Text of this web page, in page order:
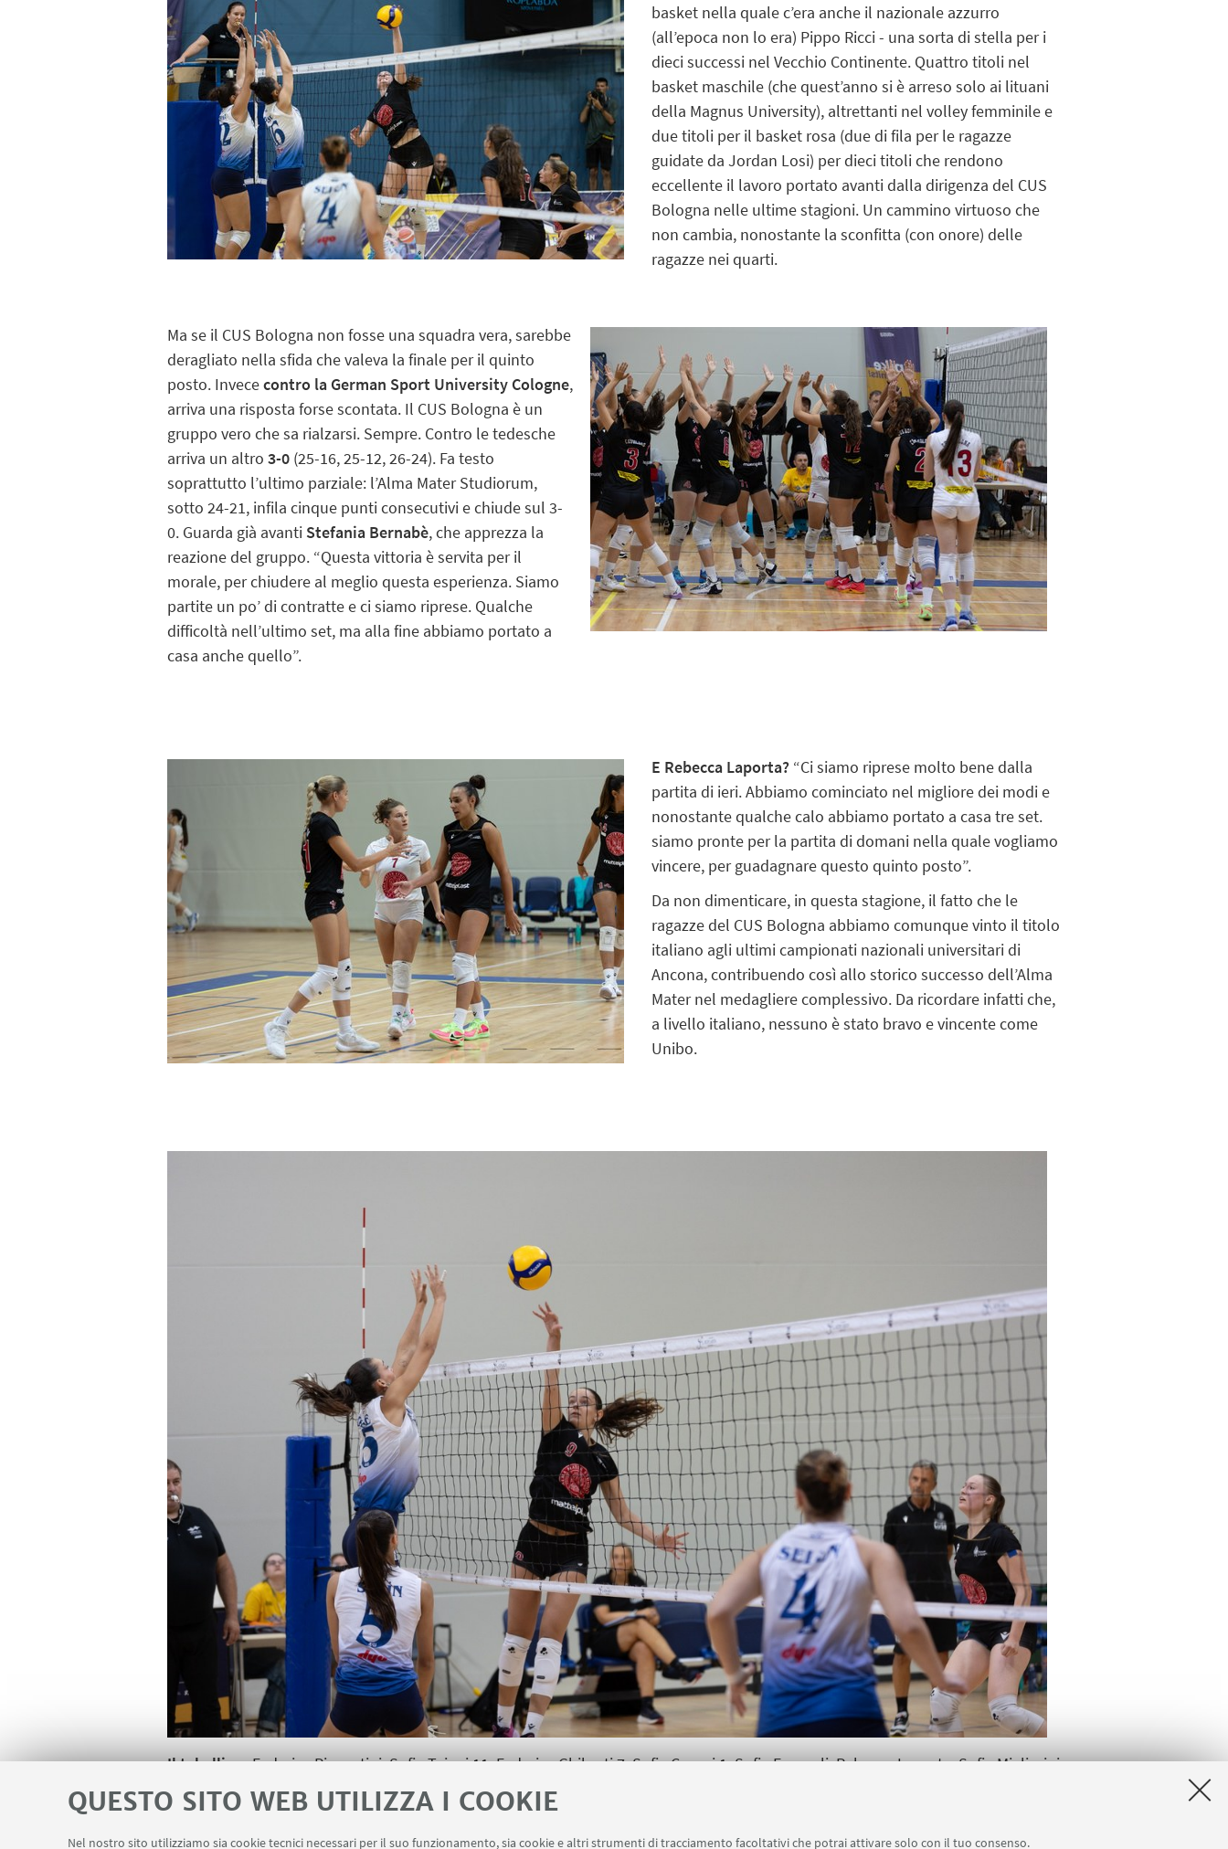
QUESTO SITO WEB UTILIZZA I COOKIE
Nel nostro sito utilizziamo sia cookie tecnici necessari per il suo funzionamento, sia cookie e altri strumenti di tracciamento facoltativi che potrai attivare solo con il tuo consenso.
basket nella quale c’era anche il nazionale azzurro
(all’epoca non lo era) Pippo Ricci - una sorta di stella per i
dieci successi nel Vecchio Continente. Quattro titoli nel
basket maschile (che quest’anno si è arreso solo ai lituani
della Magnus University), altrettanti nel volley femminile e
due titoli per il basket rosa (due di fila per le ragazze
guidate da Jordan Losi) per dieci titoli che rendono
eccellente il lavoro portato avanti dalla dirigenza del CUS
Bologna nelle ultime stagioni. Un cammino virtuoso che
non cambia, nonostante la sconfitta (con onore) delle
ragazze nei quarti.
Ma se il CUS Bologna non fosse una squadra vera, sarebbe
deragliato nella sfida che valeva la finale per il quinto
posto. Invececontro la German Sport University Cologne,
arriva una risposta forse scontata. Il CUS Bologna è un
gruppo vero che sa rialzarsi. Sempre. Contro le tedesche
arriva un altro3-0 (25-16, 25-12, 26-24). Fa testo
soprattutto l’ultimo parziale: l’Alma Mater Studiorum,
sotto 24-21, infila cinque punti consecutivi e chiude sul 3-
0. Guarda già avanti Stefania Bernabè, che apprezza la
reazione del gruppo. “Questa vittoria è servita per il
morale, per chiudere al meglio questa esperienza. Siamo
partite un po’ di contratte e ci siamo riprese. Qualche
difficoltà nell’ultimo set, ma alla fine abbiamo portato a
casa anche quello”.
E Rebecca Laporta? “Ci siamo riprese molto bene dalla
partita di ieri. Abbiamo cominciato nel migliore dei modi e
nonostante qualche calo abbiamo portato a casa tre set.
siamo pronte per la partita di domani nella quale vogliamo
vincere, per guadagnare questo quinto posto”.
Da non dimenticare, in questa stagione, il fatto che le
ragazze del CUS Bologna abbiamo comunque vinto il titolo
italiano agli ultimi campionati nazionali universitari di
Ancona, contribuendo così allo storico successo dell’Alma
Mater nel medagliere complessivo. Da ricordare infatti che,
a livello italiano, nessuno è stato bravo e vincente come
Unibo.
Il tabellino:Federica Piacentini, Sofia Taiani 11, Federica Ghiberti 7, Sofia Ceroni 1, Sofia Fusaroli, Rebecca Laporta, Sofia Migliorini
7, Stefania Bernabè 19, Sara Fontemaggi, Erika Bendoni 4, Arianna Gambini, Giulia Galletti 2, Irene Carnevali. Allenatore: Leonardo
Palladino. Vice: Ilaria Gaiani. Staff: Matteo Galli, Alessandro Vitti, Agostino Briatico.